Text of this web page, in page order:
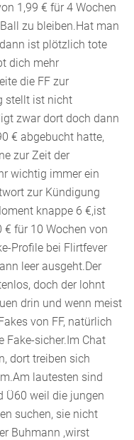
1,99 € für 4 Wochen
zu bleiben.Hat man
ist plötzlich tote
dich mehr
die FF zur
stellt ist nicht
zwar dort doch dann
€ abgebucht hatte,
zur Zeit der
wichtig immer ein
zur Kündigung
knappe 6 €,ist
für 10 Wochen von
Profile bei Flirtfever
leer ausgeht.Der
doch der lohnt
drin und wenn meist
von FF, natürlich
Fake-sicher.Im Chat
dort treiben sich
lautesten sind
Ü60 weil die jungen
suchen, sie nicht
Buhmann ,wirst